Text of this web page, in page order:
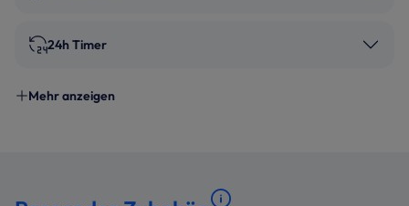
24h Timer
Mehr anzeigen